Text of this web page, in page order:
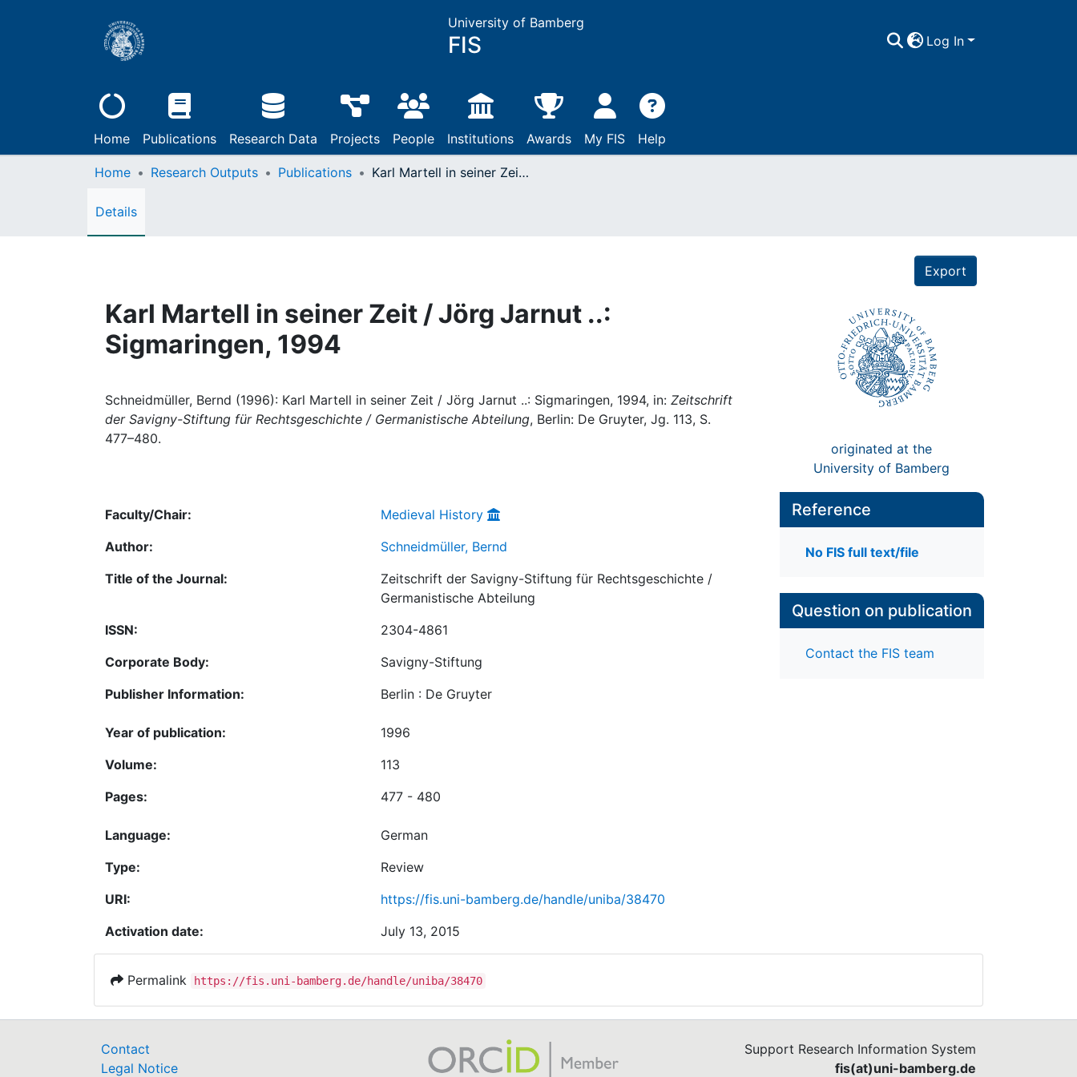
University of Bamberg
FIS Log In
Home Publications Research Data Projects People Institutions Awards My FIS Help
Home Research Outputs Publications Karl Martell in seiner Zeit / Jörg Jarnut ..: Sigmaringen, 1994
Details
Export
Karl Martell in seiner Zeit / Jörg Jarnut ..:
Sigmaringen, 1994
Schneidmüller, Bernd (1996): Karl Martell in seiner Zeit / Jörg Jarnut ..: Sigmaringen, 1994, in: Zeitschrift
der Savigny-Stiftung für Rechtsgeschichte / Germanistische Abteilung, Berlin: De Gruyter, Jg. 113, S.
477–480.
originated at the
University of Bamberg
Faculty/Chair:
Medieval History
Author:
Schneidmüller, Bernd
Title of the Journal:
Zeitschrift der Savigny-Stiftung für Rechtsgeschichte /
Germanistische Abteilung
ISSN:
2304-4861
Corporate Body:
Savigny-Stiftung
Publisher Information:
Berlin : De Gruyter
Year of publication:
1996
Volume:
113
Pages:
477 - 480
Language:
German
Type:
Review
URI:
https://fis.uni-bamberg.de/handle/uniba/38470
Activation date:
July 13, 2015
Reference
No FIS full text/file
Question on publication
Contact the FIS team
Permalink https://fis.uni-bamberg.de/handle/uniba/38470
Contact
Legal Notice
Support Research Information System
fis(at)uni-bamberg.de